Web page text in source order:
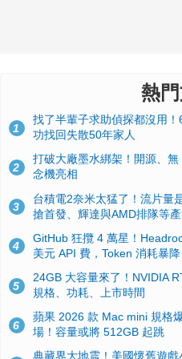
熱
1
找了半輩子求助偵探都沒用
功找回失散50年家人
2
打破大廠墨水綁架！開源、
念機亮相
3
台積電2奈米太猛了！流片量
搶首發、輝達與AMD排隊等
4
GitHub 狂攬 4 萬星！
美元 API 費，Token 消耗暴
5
24GB 大容量來了！NVIDIA
規格、功耗、上市時間
6
蘋果 2026 款 Mac mini 規格
場！容量或將 512GB 起跳
典藏界大地震！美國懷舊遊